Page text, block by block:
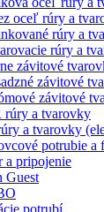
oceľ rúry a
rúry a
rúry a
závitové
závitové
závitové
rúry a tvarovky
a tvarovky
potrubie a
a pripojenie
Guest
potrubí